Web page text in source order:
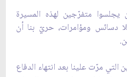
يجلسوا متفرّجين لهذه المسيرة
دسائس ومؤامرات، حريّ بنا أن
مرّت علينا بعد انتهاء الدفاع